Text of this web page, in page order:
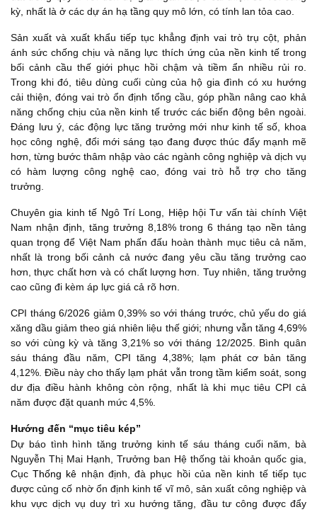
kỳ, nhất là ở các dự án hạ tầng quy mô lớn, có tính lan tỏa cao.
Sản xuất và xuất khẩu tiếp tục khẳng định vai trò trụ cột, phản
ánh sức chống chịu và năng lực thích ứng của nền kinh tế trong
bối cảnh cầu thế giới phục hồi chậm và tiềm ẩn nhiều rủi ro.
Trong khi đó, tiêu dùng cuối cùng của hộ gia đình có xu hướng
cải thiện, đóng vai trò ổn định tổng cầu, góp phần nâng cao khả
năng chống chịu của nền kinh tế trước các biến động bên ngoài.
Đáng lưu ý, các động lực tăng trưởng mới như kinh tế số, khoa
học công nghệ, đổi mới sáng tạo đang được thúc đẩy mạnh mẽ
hơn, từng bước thâm nhập vào các ngành công nghiệp và dịch vụ
có hàm lượng công nghệ cao, đóng vai trò hỗ trợ cho tăng
trưởng.
Chuyên gia kinh tế Ngô Trí Long, Hiệp hội Tư vấn tài chính Việt
Nam nhận định, tăng trưởng 8,18% trong 6 tháng tạo nền tảng
quan trọng để Việt Nam phấn đấu hoàn thành mục tiêu cả năm,
nhất là trong bối cảnh cả nước đang yêu cầu tăng trưởng cao
hơn, thực chất hơn và có chất lượng hơn. Tuy nhiên, tăng trưởng
cao cũng đi kèm áp lực giá cả rõ hơn.
CPI tháng 6/2026 giảm 0,39% so với tháng trước, chủ yếu do giá
xăng dầu giảm theo giá nhiên liệu thế giới; nhưng vẫn tăng 4,69%
so với cùng kỳ và tăng 3,21% so với tháng 12/2025. Bình quân
sáu tháng đầu năm, CPI tăng 4,38%; lạm phát cơ bản tăng
4,12%. Điều này cho thấy lạm phát vẫn trong tầm kiểm soát, song
dư địa điều hành không còn rộng, nhất là khi mục tiêu CPI cả
năm được đặt quanh mức 4,5%.
Hướng đến “mục tiêu kép”
Dự báo tình hình tăng trưởng kinh tế sáu tháng cuối năm, bà
Nguyễn Thị Mai Hạnh, Trưởng ban Hệ thống tài khoản quốc gia,
CụcThống kê nhận định, đà phục hồi của nền kinh tế tiếp tục
được củng cố nhờ ổn định kinh tế vĩ mô, sản xuất công nghiệp và
khu vực dịch vụ duy trì xu hướng tăng, đầu tư công được đẩy